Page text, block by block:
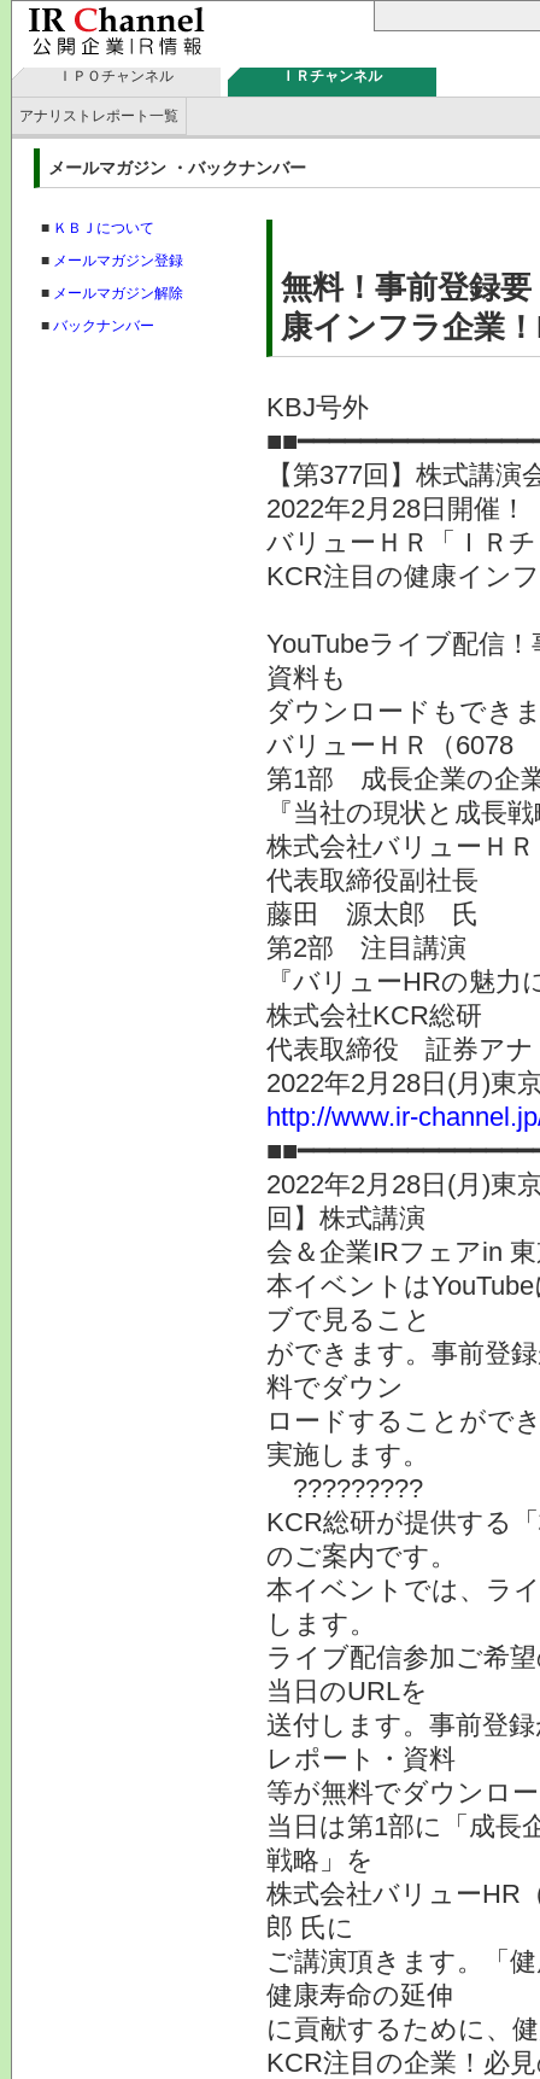
ＩＰＯチャンネル ＩＲチャンネル
アナリストレポート一覧
メールマガジン ・バックナンバー
■ ＫＢＪについて
■ メールマガジン登録
■ メールマガジン解除
■ バックナンバー
無料！事前登録
康インフラ企業
KBJ号外
【第377回】株式講
2022年2月28日開催！
バリューＨＲ「ＩＲ
KCR注目の健康イン
YouTubeライブ配信
資料も
ダウンロードもでき
バリューＨＲ（6078
第1部 成長企業の企
『当社の現状と成長
株式会社バリューＨ
代表取締役副社長
藤田 源太郎 氏
第2部 注目講演
『バリューHRの魅力
株式会社KCR総研
代表取締役 証券ア
2022年2月28日(月)
http://www.ir-
2022年2月28日(月)東
回】株式講演
会＆企業IRフェアin
本イベントは
ブで見ること
ができます。事前登
料でダウン
ロードすることがで
実施します。
?????????
KCR総研が提供する
のご案内です。
本イベントでは、ラ
します。
ライブ配信参加ご希
当日のURLを
送付します。事前登
レポート・資料
等が無料でダウンロ
当日は第1部に「成長
戦略」を
株式会社バリュー
郎 氏に
ご講演頂きます。「
健康寿命の延伸
に貢献するために、
KCR注目の企業！必